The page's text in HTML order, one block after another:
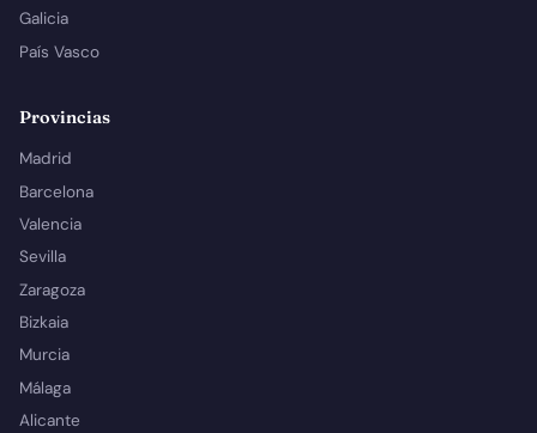
Galicia
País Vasco
Provincias
Madrid
Barcelona
Valencia
Sevilla
Zaragoza
Bizkaia
Murcia
Málaga
Alicante